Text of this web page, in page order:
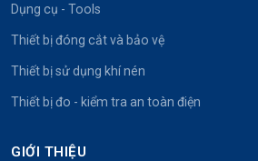
Dụng cụ - Tools
Thiết bị đóng cắt và bảo vệ
Thiết bị sử dụng khí nén
Thiết bị đo - kiểm tra an toàn điện
GIỚI THIỆU